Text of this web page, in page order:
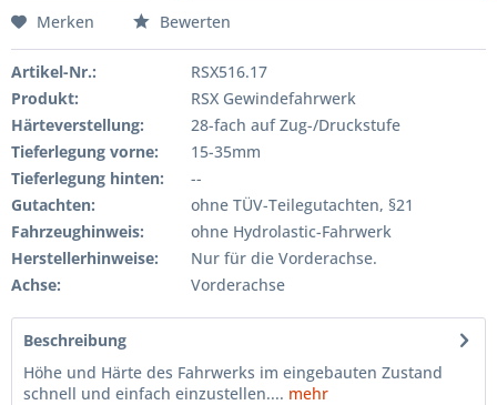
Merken Bewerten
Artikel-Nr.:
RSX516.17
Produkt:
RSX Gewindefahrwerk
Härteverstellung:
28-fach auf Zug-/Druckstufe
Tieferlegung vorne:
15-35mm
Tieferlegung hinten:
--
Gutachten:
ohne TÜV-Teilegutachten, §21
Fahrzeughinweis:
ohne Hydrolastic-Fahrwerk
Herstellerhinweise:
Nur für die Vorderachse.
Achse:
Vorderachse
Beschreibung
Höhe und Härte des Fahrwerks im eingebauten Zustand
schnell und einfach einzustellen.... mehr